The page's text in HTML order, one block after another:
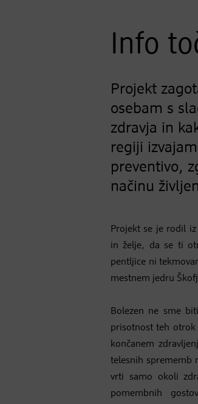
Info
Projekt
osebam s
zdravja in
regiji
preventivo,
načinu
Projekt se je rodil
in želje, da se ti
pentljice ni
mestnem jedru
Bolezen ne sme
prisotnost teh
končanem
telesnih sprememb
vrti samo okoli
pomembnih